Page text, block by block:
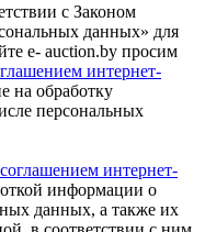
с Законом
данных» для
e- auction.by просим
интернет-
на обработку
персональных
интернет-
информации о
данных, а также их